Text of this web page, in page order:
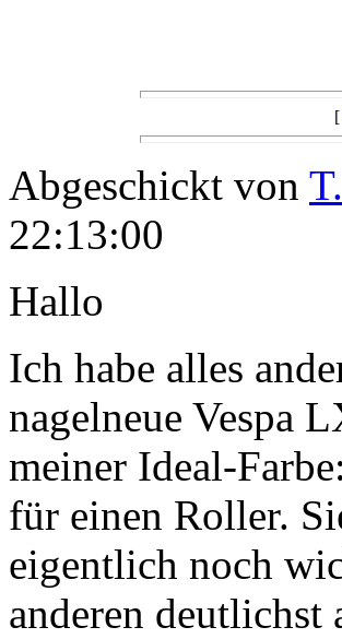
[
Abgeschickt von
22:13:00
Hallo
Ich habe alles
nagelneue Vespa
meiner Ideal-
für einen Roller.
eigentlich noch
anderen